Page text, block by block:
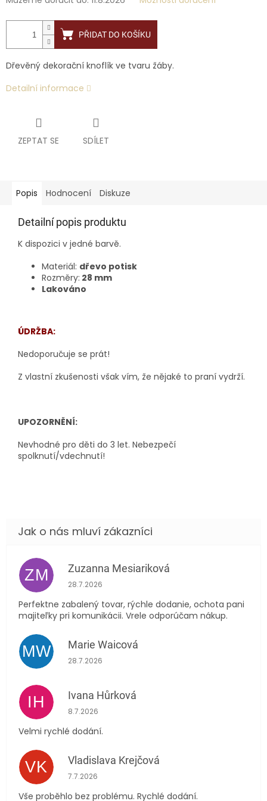
PŘIDAT DO KOŠÍKU
Dřevěný dekorační knoflík ve tvaru žáby.
Detailní informace
ZEPTAT SE SDÍLET
Popis Hodnocení Diskuze
Detailní popis produktu
K dispozici v jedné barvě.
Materiál: dřevo potisk
Rozměry: 28 mm
Lakováno
ÚDRŽBA:
Nedoporučuje se prát!
Z vlastní zkušenosti však vím, že nějaké to praní vydrží.
UPOZORNĚNÍ:
Nevhodné pro děti do 3 let. Nebezpečí
spolknutí/vdechnutí!
ZM Zuzanna Mesiariková
Hodnocení obchodu je 5 z 5 hvězdiček.
28.7.2026
Perfektne zabalený tovar, rýchle dodanie, ochota pani
majiteľky pri komunikácii. Vrele odporúčam nákup.
MW Marie Waicová
Hodnocení obchodu je 5 z 5 hvězdiček.
28.7.2026
IH Ivana Hůrková
Hodnocení obchodu je 5 z 5 hvězdiček.
8.7.2026
Velmi rychlé dodání.
VK Vladislava Krejčová
Hodnocení obchodu je 5 z 5 hvězdiček.
7.7.2026
Vše proběhlo bez problému. Rychlé dodání.